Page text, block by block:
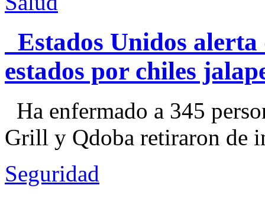
Estados Unidos alerta
estados por chiles
Ha enfermado a 345
Grill y Qdoba retiraron de
Seguridad